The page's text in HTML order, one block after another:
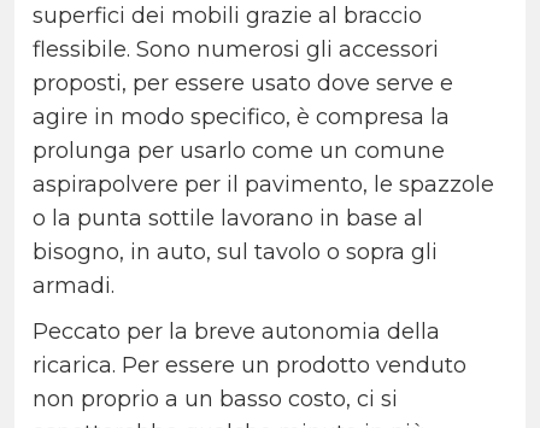
superfici dei mobili grazie al braccio
flessibile. Sono numerosi gli accessori
proposti, per essere usato dove serve e
agire in modo specifico, è compresa la
prolunga per usarlo come un comune
aspirapolvere per il pavimento, le spazzole
o la punta sottile lavorano in base al
bisogno, in auto, sul tavolo o sopra gli
armadi.
Peccato per la breve autonomia della
ricarica. Per essere un prodotto venduto
non proprio a un basso costo, ci si